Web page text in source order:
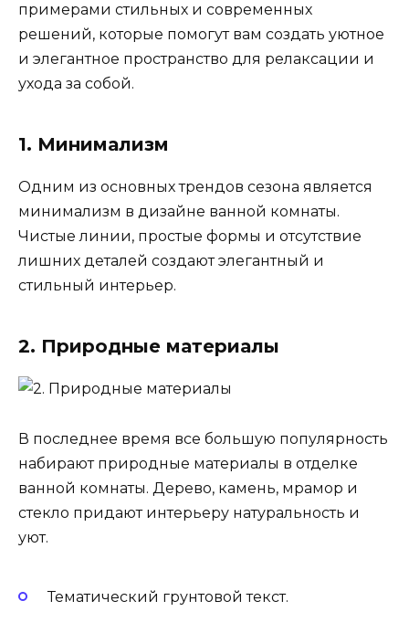
примерами стильных и современных
решений, которые помогут вам создать уютное
и элегантное пространство для релаксации и
ухода за собой.
1. Минимализм
Одним из основных трендов сезона является
минимализм в дизайне ванной комнаты.
Чистые линии, простые формы и отсутствие
лишних деталей создают элегантный и
стильный интерьер.
2. Природные материалы
В последнее время все большую популярность
набирают природные материалы в отделке
ванной комнаты. Дерево, камень, мрамор и
стекло придают интерьеру натуральность и
уют.
Тематический грунтовой текст.